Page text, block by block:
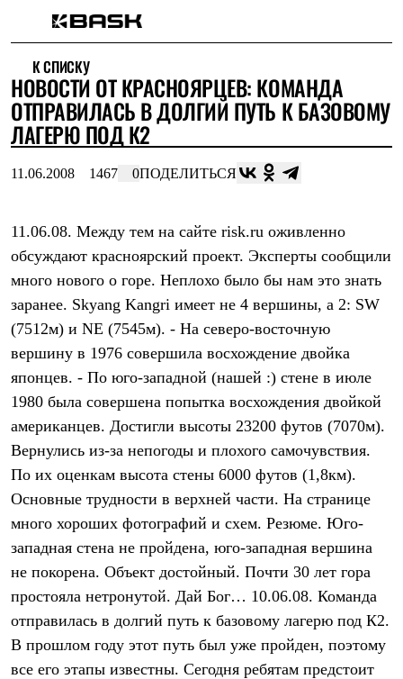
Интернет-магазин
Мужская одежда
Утепленная пухом
Куртки
Брюки
Комбинезоны
Штормовая одежда
Куртки
Софтшелл одежда
Куртки
Брюки
Флисовая одежда
Куртки
Брюки
Жилеты
Термобелье
Теплое термобелье
Среднее термобелье
Легкое термобелье
Лёгкая одежда
Футболки
Толстовки
Брюки
Женская одежда
Утепленная пухом
Куртки
Брюки
Жилеты
Утепленная синтетикой
К СПИСКУ
НОВОСТИ ОТ КРАСНОЯРЦЕВ: КОМАНДА
ОТПРАВИЛАСЬ В ДОЛГИЙ ПУТЬ К БАЗОВОМУ
ЛАГЕРЮ ПОД К2
11.06.2008 1467 0ПОДЕЛИТЬСЯ
11.06.08. Между тем на сайте risk.ru оживленно
обсуждают красноярский проект. Эксперты сообщили
много нового о горе. Неплохо было бы нам это знать
заранее. Skyang Kangri имеет не 4 вершины, а 2: SW
(7512м) и NE (7545м). - На северо-восточную
вершину в 1976 совершила восхождение двойка
японцев. - По юго-западной (нашей :) стене в июле
1980 была совершена попытка восхождения двойкой
американцев. Достигли высоты 23200 футов (7070м).
Вернулись из-за непогоды и плохого самочувствия.
По их оценкам высота стены 6000 футов (1,8км).
Основные трудности в верхней части. На странице
много хороших фотографий и схем. Резюме. Юго-
западная стена не пройдена, юго-западная вершина
не покорена. Объект достойный. Почти 30 лет гора
простояла нетронутой. Дай Бог… 10.06.08. Команда
отправилась в долгий путь к базовому лагерю под К2.
В прошлом году этот путь был уже пройден, поэтому
все его этапы известны. Сегодня ребятам предстоит